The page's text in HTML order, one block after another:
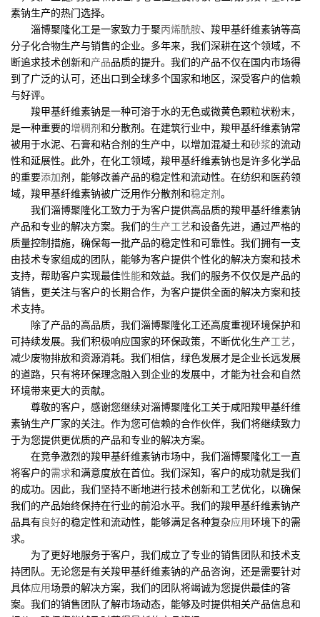
素钠生产的热门选择。
淄博聚隆化工是一家致力于聚丙烯酰胺、羧甲基纤维素钠等高
分子化合物生产与销售的企业。多年来，我们深耕在这个领域，不
断追求技术创新和产品品质的提升。我们的产品不仅在国内市场得
到了广泛的认可，还出口到全球多个国家和地区，深受客户的信赖
与好评。
羧甲基纤维素钠是一种可溶于水的无色或微黄色颗粒状粉末，
是一种重要的增稠剂和分散剂。在建筑行业中，羧甲基纤维素钠常
被用于水泥、石膏和粘合剂的生产中，以增加混凝土和砂浆的流动
性和延展性。此外，在化工领域，羧甲基纤维素钠也是许多化学品
的重要添加剂，能够改善产品的稳定性和流动性。在纺织和医药领
域，羧甲基纤维素钠被广泛用作分散剂和稳定剂。
我们淄博聚隆化工致力于为客户提供高品质的羧甲基纤维素钠
产品和专业的解决方案。我们的生产工艺和设备先进，通过严格的
质量控制措施，确保每一批产品的稳定性和可靠性。我们拥有一支
由技术专家组成的团队，能够为客户提供个性化的解决方案和技术
支持，帮助客户实现最佳性能和效益。我们的服务不仅仅是产品的
销售，更关注与客户的长期合作，为客户提供全面的解决方案和技
术支持。
除了产品的高品质，我们淄博聚隆化工还高度重视环境保护和
可持续发展。我们积极响应国家的环保政策，不断优化生产工艺，
减少废物排放和资源消耗。我们相信，绿色发展才是企业长远发展
的道路，只有将环保理念融入到企业的发展中，才能为社会和自然
环境带来更大的贡献。
尊敬的客户，感谢您继续对淄博聚隆化工关于咸阳羧甲基纤维
素钠生产厂家的关注。作为您可信赖的合作伙伴，我们将继续致力
于为您提供更优质的产品和专业的解决方案。
在竞争激烈的羧甲基纤维素钠市场中，我们淄博聚隆化工一直
将客户的需求和满意度放在首位。我们深知，客户的成功就是我们
的成功。因此，我们坚持不断地进行技术创新和工艺优化，以确保
我们的产品始终保持在行业的前沿水平。我们的羧甲基纤维素钠产
品具有良好的稳定性和流动性，能够满足各种复杂应用环境下的需
求。
为了更好地服务于客户，我们成立了专业的销售团队和技术支
持团队。无论您是有关羧甲基纤维素钠的产品咨询，还是需要针对
具体应用场景的解决方案，我们的团队将竭诚为您提供最佳的答
案。我们的销售团队了解市场动态，能够及时提供相关产品信息和